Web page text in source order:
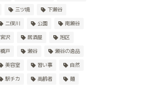
三ツ境
下瀬谷
二俣川 公園
南瀬谷
宮沢 居酒屋
旭区
橋戸 瀬谷
瀬谷の逸品
美容室 習い事
自然
駅チカ 高齢者 麺